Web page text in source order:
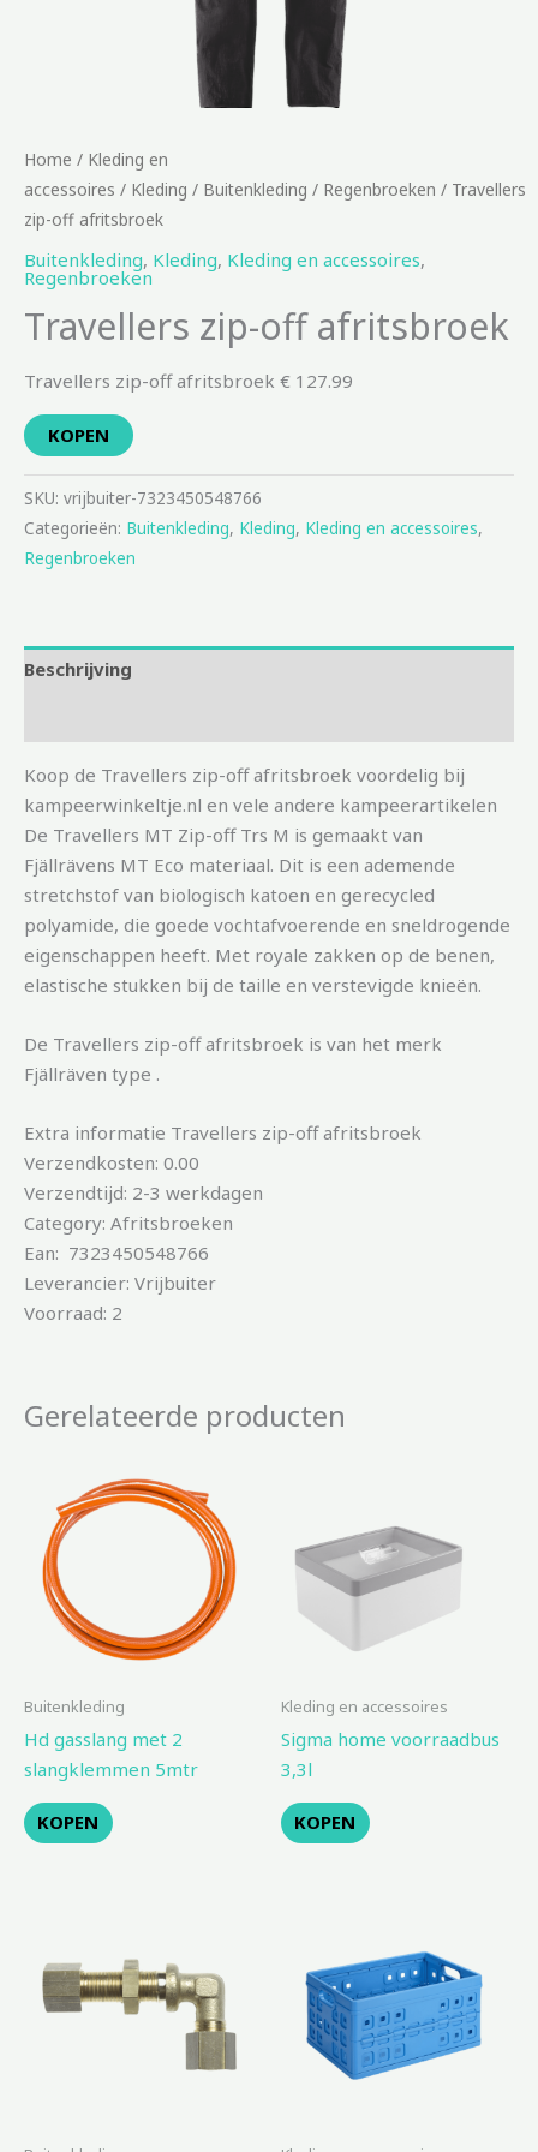
Home / Kleding en
accessoires / Kleding / Buitenkleding / Regenbroeken / Travellers
zip-off afritsbroek
Buitenkleding, Kleding, Kleding en accessoires,
Regenbroeken
Travellers zip-off afritsbroek
Travellers zip-off afritsbroek € 127.99
KOPEN
SKU: vrijbuiter-7323450548766
Categorieën: Buitenkleding, Kleding, Kleding en accessoires,
Regenbroeken
Beschrijving
Koop de Travellers zip-off afritsbroek voordelig bij
kampeerwinkeltje.nl en vele andere kampeerartikelen
De Travellers MT Zip-off Trs M is gemaakt van
Fjällrävens MT Eco materiaal. Dit is een ademende
stretchstof van biologisch katoen en gerecycled
polyamide, die goede vochtafvoerende en sneldrogende
eigenschappen heeft. Met royale zakken op de benen,
elastische stukken bij de taille en verstevigde knieën.
De Travellers zip-off afritsbroek is van het merk
Fjällräven type .
Extra informatie Travellers zip-off afritsbroek
Verzendkosten: 0.00
Verzendtijd: 2-3 werkdagen
Category: Afritsbroeken
Ean: 7323450548766
Leverancier: Vrijbuiter
Voorraad: 2
Gerelateerde producten
Buitenkleding
Hd gasslang met 2
slangklemmen 5mtr
KOPEN
Kleding en accessoires
Sigma home voorraadbus
3,3l
KOPEN